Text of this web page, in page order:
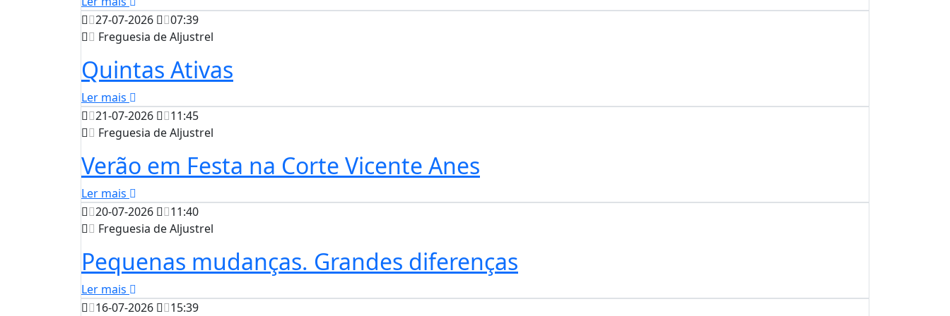
27-07-2026
07:39
Freguesia de Aljustrel
Quintas Ativas
Ler mais
21-07-2026
11:45
Freguesia de Aljustrel
Verão em Festa na Corte Vicente Anes
Ler mais
20-07-2026
11:40
Freguesia de Aljustrel
Pequenas mudanças. Grandes diferenças
Ler mais
16-07-2026
15:39